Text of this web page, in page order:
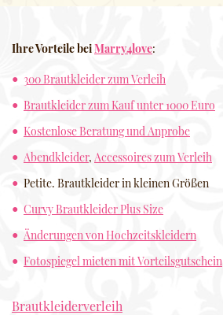
Ihre Vorteile beiMarry4love:
300 Brautkleider zum Verleih
Brautkleider zum Kauf unter 1000 Euro
Kostenlose Beratung und Anprobe
Abendkleider, Accessoires zum Verleih
Petite. Brautkleider in kleinen Größen
Curvy Brautkleider Plus Size
Änderungen von Hochzeitskleidern
Fotospiegel mieten mit Vorteilsgutschein
Brautkleiderverleih